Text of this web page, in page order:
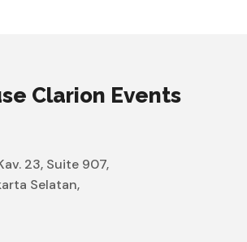
Clarion Events
23, Suite 907,
Selatan,